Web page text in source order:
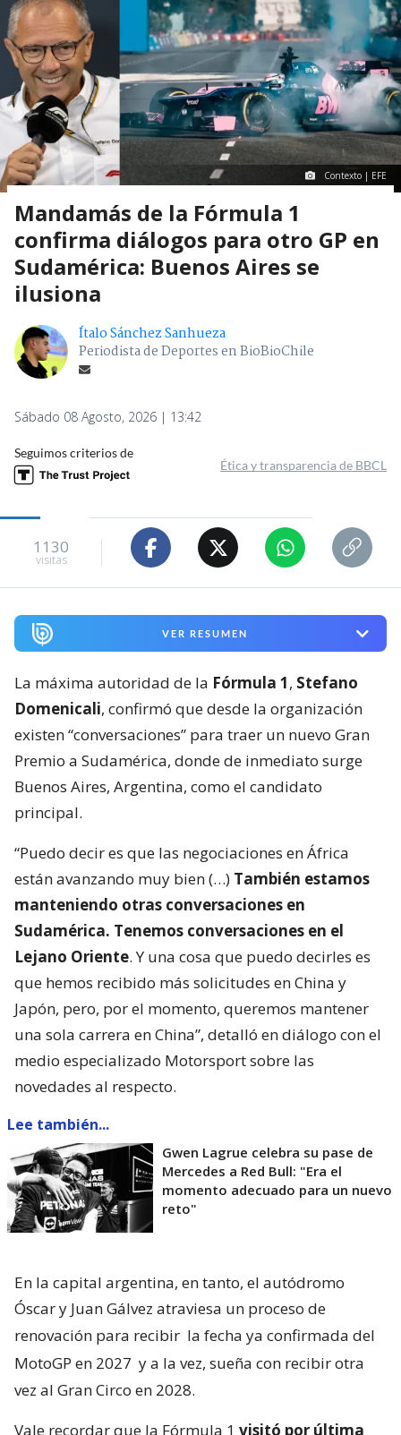
Contexto | EFE
Mandamás de la Fórmula 1
confirma diálogos para otro GP en
Sudamérica: Buenos Aires se
ilusiona
Ítalo Sánchez Sanhueza
Periodista de Deportes en BioBioChile
Sábado 08 Agosto, 2026 | 13:42
Seguimos criterios de
Ética y transparencia de BBCL
1130
visitas
VER RESUMEN
La máxima autoridad de la Fórmula 1, Stefano
Domenicali, confirmó que desde la organización
existen “conversaciones” para traer un nuevo Gran
Premio a Sudamérica, donde de inmediato surge
Buenos Aires, Argentina, como el candidato
principal.
“Puedo decir es que las negociaciones en África
están avanzando muy bien (…) También estamos
manteniendo otras conversaciones en
Sudamérica. Tenemos conversaciones en el
Lejano Oriente. Y una cosa que puedo decirles es
que hemos recibido más solicitudes en China y
Japón, pero, por el momento, queremos mantener
una sola carrera en China”, detalló en diálogo con el
medio especializado Motorsport sobre las
novedades al respecto.
Lee también...
Gwen Lagrue celebra su pase de
Mercedes a Red Bull: "Era el
momento adecuado para un nuevo
reto"
En la capital argentina, en tanto, el autódromo
Óscar y Juan Gálvez atraviesa un proceso de
renovación para recibir la fecha ya confirmada del
MotoGP en 2027 y a la vez, sueña con recibir otra
vez al Gran Circo en 2028.
Vale recordar que la Fórmula 1 visitó por última